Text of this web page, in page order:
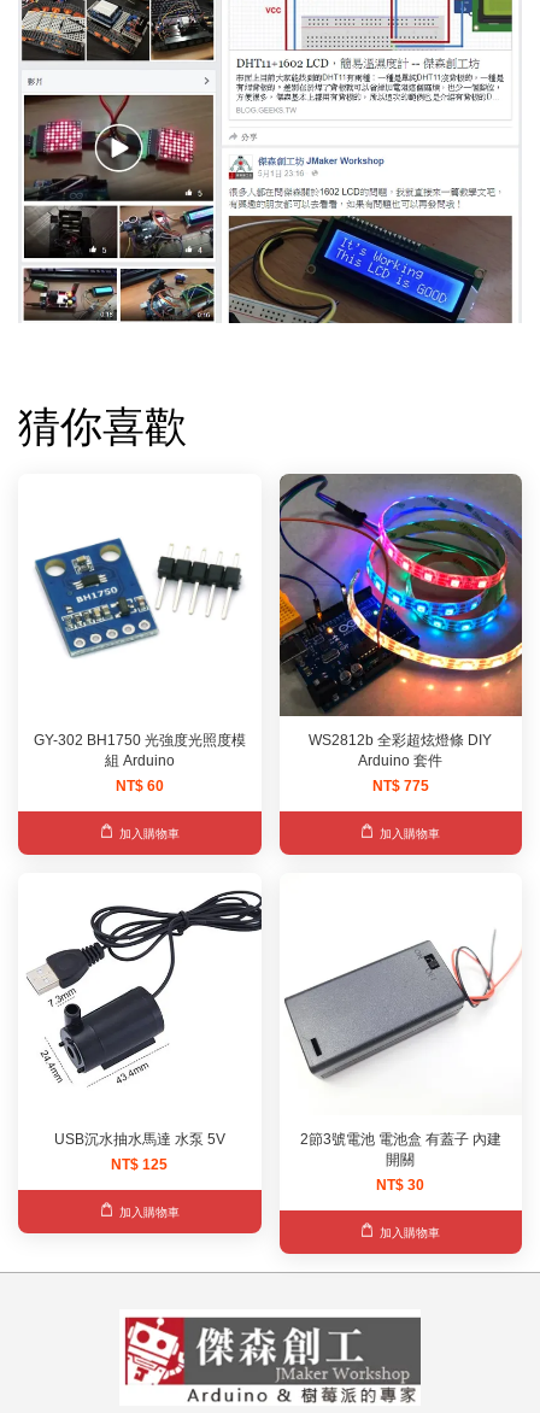
猜你喜歡
GY-302 BH1750 光強度光照度模
組 Arduino
NT$ 60
加入購物車
WS2812b 全彩超炫燈條 DIY
Arduino 套件
NT$ 775
加入購物車
USB沉水抽水馬達 水泵 5V
NT$ 125
加入購物車
2節3號電池 電池盒 有蓋子 內建
開關
NT$ 30
加入購物車